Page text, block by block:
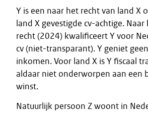
Y is een naar het recht van land X
land X gevestigde cv-achtige. Naar
recht (2024) kwalificeert Y voor
cv (niet-transparant). Y geniet
inkomen. Voor land X is Y fiscaal
aldaar niet onderworpen aan een
winst.
Natuurlijk persoon Z woont in